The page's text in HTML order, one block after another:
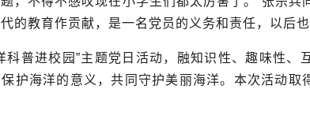
的教育作贡献，是一名党员的义务和责任，以后
科普进校园”主题党日活动，融知识性、趣味性
护海洋的意义，共同守护美丽海洋。本次活动